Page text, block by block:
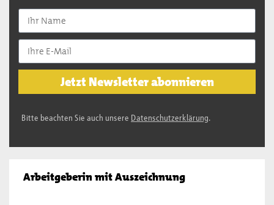
Jetzt Newsletter abonnieren
Bitte beachten Sie auch unsere Datenschutzerklärung.
Arbeitgeberin mit Auszeichnung